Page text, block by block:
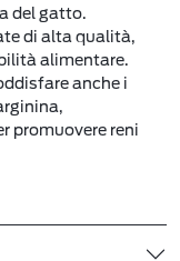
del gatto.
di alta qualità,
alimentare.
anche i
promuovere reni